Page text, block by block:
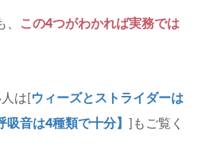
この4つがわかれば実務では
は[ ウィーズとストライダーは
吸音は4種類で十分】
]もご覧く